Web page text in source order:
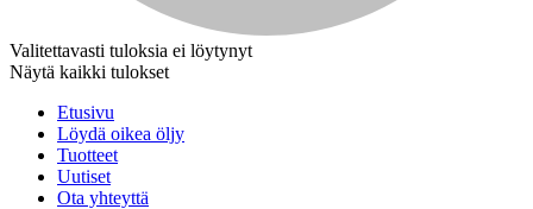
Valitettavasti tuloksia ei löytynyt
Näytä kaikki tulokset
Etusivu
Löydä oikea öljy
Tuotteet
Uutiset
Ota yhteyttä